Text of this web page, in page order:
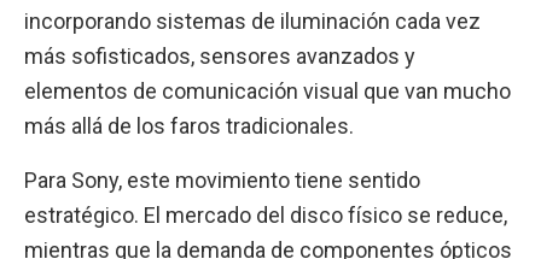
incorporando sistemas de iluminación cada vez
más sofisticados, sensores avanzados y
elementos de comunicación visual que van mucho
más allá de los faros tradicionales.
Para Sony, este movimiento tiene sentido
estratégico. El mercado del disco físico se reduce,
mientras que la demanda de componentes ópticos